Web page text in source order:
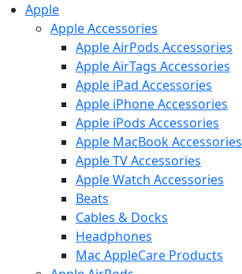
Apple
Apple Accessories
Apple AirPods Accessories
Apple AirTags Accessories
Apple iPad Accessories
Apple iPhone Accessories
Apple iPods Accessories
Apple MacBook Accessories
Apple TV Accessories
Apple Watch Accessories
Beats
Cables & Docks
Headphones
Mac AppleCare Products